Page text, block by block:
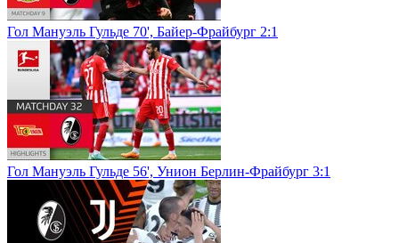
Гол Мануэль Гульде 70', Байер-Фрайбург 2:1
Гол Мануэль Гульде 56', Унион Берлин-Фрайбург 3:1